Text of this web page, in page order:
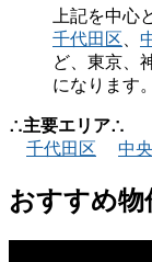
上記を中心
千代田区
ど、東京、
になります。
∴主要エリア∴
千代田区
中
おすすめ物